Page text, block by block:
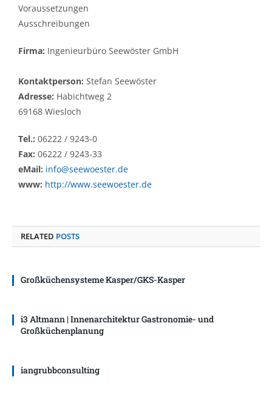
Voraussetzungen
Ausschreibungen
Firma: Ingenieurbüro Seewöster GmbH
Kontaktperson: Stefan Seewöster
Adresse: Habichtweg 2
69168 Wiesloch
Tel.: 06222 / 9243-0
Fax: 06222 / 9243-33
eMail: info@seewoester.de
www: http://www.seewoester.de
RELATED POSTS
Großküchensysteme Kasper/GKS-Kasper
i3 Altmann | Innenarchitektur Gastronomie- und
Großküchenplanung
iangrubbconsulting